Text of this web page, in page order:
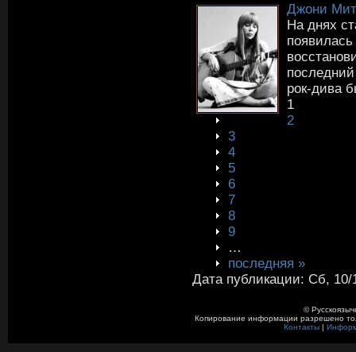
Джони
На днях
рок-дива
1
2
3
4
5
6
7
8
9
…
последняя »
Дата публикации: Сб, 10/
©
Копирование информации разрешено
Контакты|